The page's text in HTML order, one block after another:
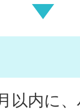
以内に